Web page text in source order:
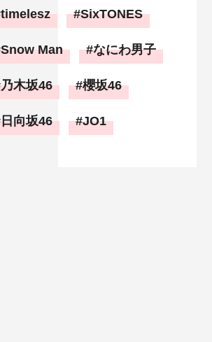
timelesz SixTONES
Snow Man なにわ男子
乃木坂46 櫻坂46
日向坂46 JO1